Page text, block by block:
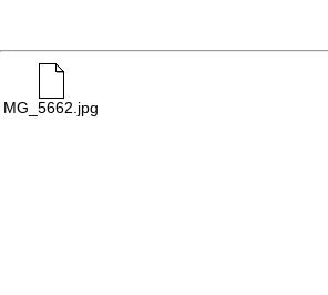
MG_5662.jpg